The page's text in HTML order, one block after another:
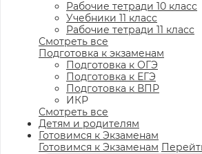
Рабочие тетради 10 класс
Учебники 11 класс
Рабочие тетради 11 класс
Смотреть все
Подготовка к экзаменам
Подготовка к ОГЭ
Подготовка к ЕГЭ
Подготовка к ВПР
ИКР
Смотреть все
Детям и родителям
Готовимся к Экзаменам
Готовимся к Экзаменам